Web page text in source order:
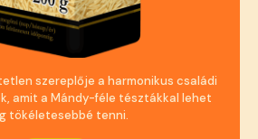
szereplője a harmonikus családi
amit a Mándy-féle tésztákkal lehet
tökéletesebbé tenni.